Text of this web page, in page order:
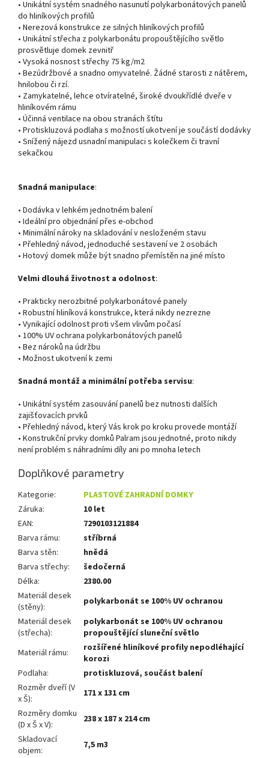
• Unikátní systém snadného nasunutí polykarbonátových panelů
do hliníkových profilů
• Nerezová konstrukce ze silných hliníkových profilů
• Unikátní střecha z polykarbonátu propouštějícího světlo
prosvětluje domek zevnitř
• Vysoká nosnost střechy 75 kg/m2
• Bezúdržbové a snadno omyvatelné. Žádné starosti z nátěrem,
hnilobou či rzí.
• Zamykatelné, lehce otvíratelné, široké dvoukřídlé dveře v
hliníkovém rámu
• Účinná ventilace na obou stranách štítu
• Protiskluzová podlaha s možností ukotvení je součástí dodávky
• Snížený nájezd usnadní manipulaci s kolečkem či travní
sekačkou
Snadná manipulace:
• Dodávka v lehkém jednotném balení
• Ideální pro objednání přes e-obchod
• Minimální nároky na skladování v nesloženém stavu
• Přehledný návod, jednoduché sestavení ve 2 osobách
• Hotový domek může být snadno přemístěn na jiné místo
Velmi dlouhá životnost a odolnost:
• Prakticky nerozbitné polykarbonátové panely
• Robustní hliníková konstrukce, která nikdy nezrezne
• Vynikající odolnost proti všem vlivům počasí
• 100% UV ochrana polykarbonátových panelů
• Bez nároků na údržbu
• Možnost ukotvení k zemi
Snadná montáž a minimální potřeba servisu:
• Unikátní systém zasouvání panelů bez nutnosti dalších
zajišťovacích prvků
• Přehledný návod, který Vás krok po kroku provede montáží
• Konstrukční prvky domků Palram jsou jednotné, proto nikdy
není problém s náhradními díly ani po mnoha letech
Doplňkové parametry
Kategorie:
PLASTOVÉ ZAHRADNÍ DOMKY
Záruka:
10 let
EAN:
7290103121884
Barva rámu:
stříbrná
Barva stěn:
hnědá
Barva střechy:
šedočerná
Délka:
2380.00
Materiál desek
(stěny):
polykarbonát se 100% UV ochranou
Materiál desek
(střecha):
polykarbonát se 100% UV ochranou
propouštějící sluneční světlo
Materiál rámu:
rozšířené hliníkové profily nepodléhající
korozi
Podlaha:
protiskluzová, součást balení
Rozměr dveří (V
x Š):
171 x 131 cm
Rozměry domku
(D x Š x V):
238 x 187 x 214 cm
Skladovací
objem:
7,5 m3